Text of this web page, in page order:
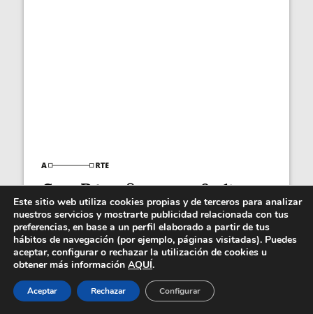
Coco Dávez inaugura estudio y
celebra diez años...
Coco Dávez inaugura estudio en Carabanchel y
celebra diez años de Faceless con una muestra...
Este sitio web utiliza cookies propias y de terceros para analizar
nuestros servicios y mostrarte publicidad relacionada con tus
preferencias, en base a un perfil elaborado a partir de tus
hábitos de navegación (por ejemplo, páginas visitadas). Puedes
aceptar, configurar o rechazar la utilización de cookies u
obtener más información AQUÍ.
Aceptar Rechazar Configurar